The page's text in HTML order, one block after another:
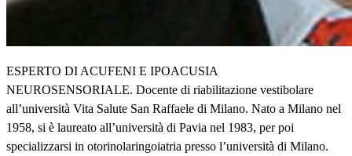
ESPERTO DI ACUFENI E IPOACUSIA
NEUROSENSORIALE. Docente di riabilitazione vestibolare
all’università Vita Salute San Raffaele di Milano. Nato a Milano nel
1958, si è laureato all’università di Pavia nel 1983, per poi
specializzarsi in otorinolaringoiatria presso l’università di Milano.